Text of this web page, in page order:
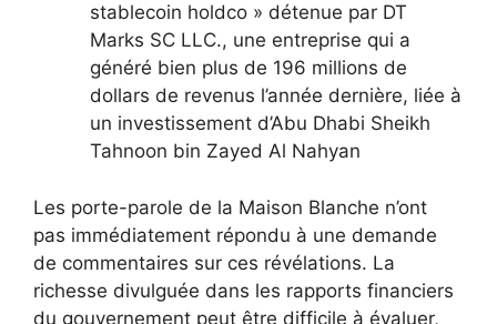
stablecoin holdco » détenue par DT
Marks SC LLC., une entreprise qui a
généré bien plus de 196 millions de
dollars de revenus l’année dernière, liée à
un investissement d’Abu Dhabi Sheikh
Tahnoon bin Zayed Al Nahyan
Les porte-parole de la Maison Blanche n’ont
pas immédiatement répondu à une demande
de commentaires sur ces révélations. La
richesse divulguée dans les rapports financiers
du gouvernement peut être difficile à évaluer,